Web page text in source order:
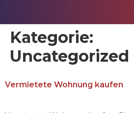
Kategorie:
Uncategorized
Vermietete Wohnung kaufen